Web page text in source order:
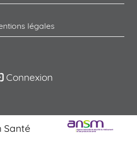
légales
Connexion
Santé